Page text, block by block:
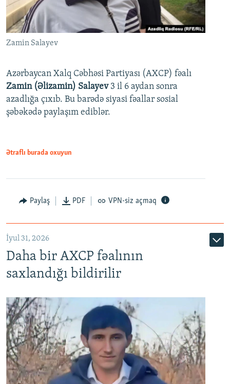
Zamin Salayev
Azərbaycan Xalq Cəbhəsi Partiyası (AXCP) fəalı
Zamin (Əlizamin) Salayev 3 il 6 aydan sonra
azadlığa çıxıb. Bu barədə siyasi fəallar sosial
şəbəkədə paylaşım ediblər.
Ətraflı burada oxuyun
Paylaş PDF VPN-siz açmaq
İyul 31, 2026
Daha bir AXCP fəalının
saxlandığı bildirilir